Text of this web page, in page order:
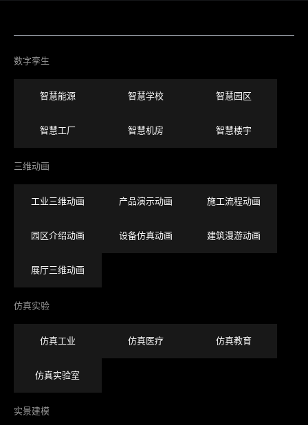
数字孪生
智慧能源 智慧学校 智慧园区
智慧工厂 智慧机房 智慧楼宇
三维动画
工业三维动画 产品演示动画 施工流程动画
园区介绍动画 设备仿真动画 建筑漫游动画
展厅三维动画
仿真实验
仿真工业 仿真医疗 仿真教育
仿真实验室
实景建模